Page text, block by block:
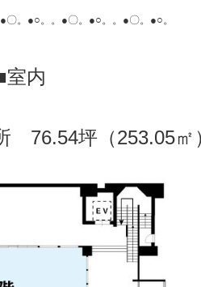
〇。●○。 。●〇。●○。 。●〇。●○。
室内
76.54坪（253.05㎡